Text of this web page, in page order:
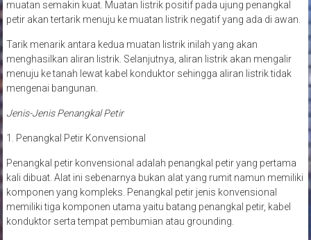
muatan semakin kuat. Muatan listrik positif pada ujung penangkal
petir akan tertarik menuju ke muatan listrik negatif yang ada di awan.
Tarik menarik antara kedua muatan listrik inilah yang akan
menghasilkan aliran listrik. Selanjutnya, aliran listrik akan mengalir
menuju ke tanah lewat kabel konduktor sehingga aliran listrik tidak
mengenai bangunan.
Jenis-Jenis Penangkal Petir
1. Penangkal Petir Konvensional
Penangkal petir konvensional adalah penangkal petir yang pertama
kali dibuat. Alat ini sebenarnya bukan alat yang rumit namun memiliki
komponen yang kompleks. Penangkal petir jenis konvensional
memiliki tiga komponen utama yaitu batang penangkal petir, kabel
konduktor serta tempat pembumian atau grounding.